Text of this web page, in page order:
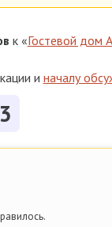
к «Гостевой дом
и началу
3